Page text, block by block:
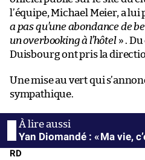
l’équipe, Michael Meier, a
a pas qu’une abondance de
un overbooking à l’hôtel» .
Duisbourg ont pris la
Une mise au vert qui
sympathique.
Yan Diomandé : « Ma vie,
RD